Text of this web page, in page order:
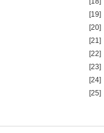
[19]
[20]
[21]
[22]
[23]
[24]
[25]